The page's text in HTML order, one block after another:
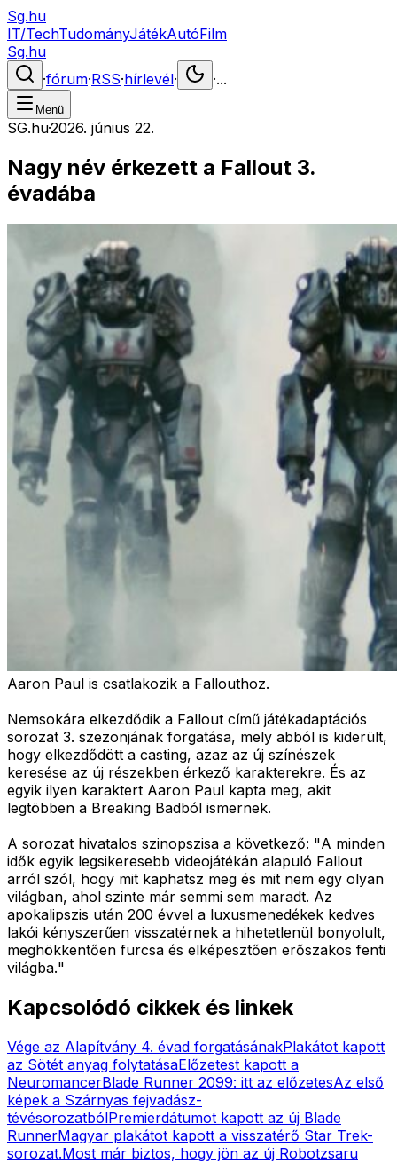
Sg.hu
IT/TechTudományJátékAutóFilm
Sg.hu
·fórum·RSS·hírlevél· ·...
Menü
SG.hu·2026. június 22.
Nagy név érkezett a Fallout 3.
évadába
Aaron Paul is csatlakozik a Fallouthoz.
Nemsokára elkezdődik a Fallout című játékadaptációs
sorozat 3. szezonjának forgatása, mely abból is kiderült,
hogy elkezdődött a casting, azaz az új színészek
keresése az új részekben érkező karakterekre. És az
egyik ilyen karaktert Aaron Paul kapta meg, akit
legtöbben a Breaking Badból ismernek.
A sorozat hivatalos szinopszisa a következő: "A minden
idők egyik legsikeresebb videojátékán alapuló Fallout
arról szól, hogy mit kaphatsz meg és mit nem egy olyan
világban, ahol szinte már semmi sem maradt. Az
apokalipszis után 200 évvel a luxusmenedékek kedves
lakói kényszerűen visszatérnek a hihetetlenül bonyolult,
meghökkentően furcsa és elképesztően erőszakos fenti
világba."
Kapcsolódó cikkek és linkek
Vége az Alapítvány 4. évad forgatásánakPlakátot kapott
az Sötét anyag folytatásaElőzetest kapott a
NeuromancerBlade Runner 2099: itt az előzetesAz első
képek a Szárnyas fejvadász-
tévésorozatbólPremierdátumot kapott az új Blade
RunnerMagyar plakátot kapott a visszatérő Star Trek-
sorozat.Most már biztos, hogy jön az új Robotzsaru